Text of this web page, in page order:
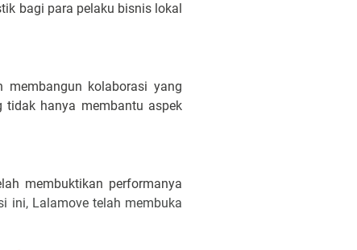
bagi para pelaku bisnis lokal
kolaborasi yang
tidak hanya membantu aspek
membuktikan performanya
ini, Lalamove telah membuka